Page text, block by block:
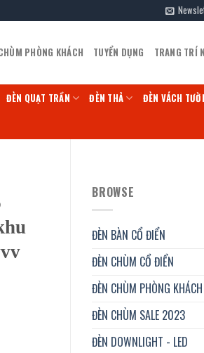
PHÒNG KHÁCH TUYỂN DỤNG TRANG TRÍ
ĐÈN QUẠT TRẦN ĐÈN THẢ ĐÈN VÁCH
BROWSE
ĐÈN BÀN CỔ ĐIỂN
ĐÈN CHÙM CỔ ĐIỂN
ĐÈN CHÙM PHÒNG KHÁCH
ĐÈN CHÙM SALE 2023
ĐÈN DOWNLIGHT - LED
khu vui chơi, đại sảnh khách sạn...vvv số